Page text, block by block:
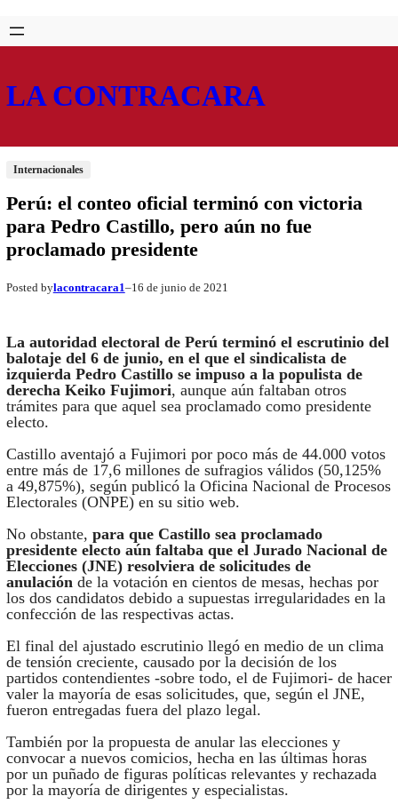
Saltar
al
Skip
to
LA CONTRACARA
Internacionales
Perú: el conteo oficial terminó con victoria
para Pedro Castillo, pero aún no fue
proclamado presidente
Posted bylacontracara1–16 de junio de 2021
La autoridad electoral de Perú terminó el escrutinio del
balotaje del 6 de junio, en el que el sindicalista de
izquierda Pedro Castillo se impuso a la populista de
derecha Keiko Fujimori, aunque aún faltaban otros
trámites para que aquel sea proclamado como presidente
electo.
Castillo aventajó a Fujimori por poco más de 44.000 votos
entre más de 17,6 millones de sufragios válidos (50,125%
a 49,875%), según publicó la Oficina Nacional de Procesos
Electorales (ONPE) en su sitio web.
No obstante, para que Castillo sea proclamado
presidente electo aún faltaba que el Jurado Nacional de
Elecciones (JNE) resolviera de solicitudes de
anulación de la votación en cientos de mesas, hechas por
los dos candidatos debido a supuestas irregularidades en la
confección de las respectivas actas.
El final del ajustado escrutinio llegó en medio de un clima
de tensión creciente, causado por la decisión de los
partidos contendientes -sobre todo, el de Fujimori- de hacer
valer la mayoría de esas solicitudes, que, según el JNE,
fueron entregadas fuera del plazo legal.
También por la propuesta de anular las elecciones y
convocar a nuevos comicios, hecha en las últimas horas
por un puñado de figuras políticas relevantes y rechazada
por la mayoría de dirigentes y especialistas.